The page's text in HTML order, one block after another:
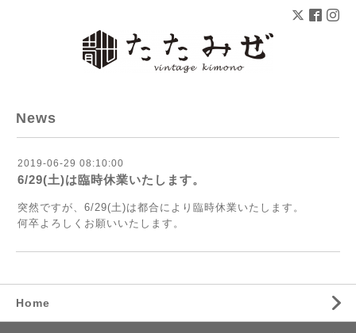
News
2019-06-29 08:10:00
6/29(土)は臨時休業いたします。
突然ですが、6/29(土)は都合により臨時休業いたします。
何卒よろしくお願いいたします。
Home